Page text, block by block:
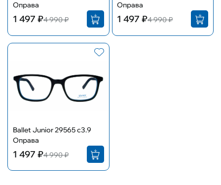
Оправа
1 497 ₽4 990 ₽
Оправа
1 497 ₽4 990 ₽
Ballet Junior 29565 с3.9
Оправа
1 497 ₽4 990 ₽